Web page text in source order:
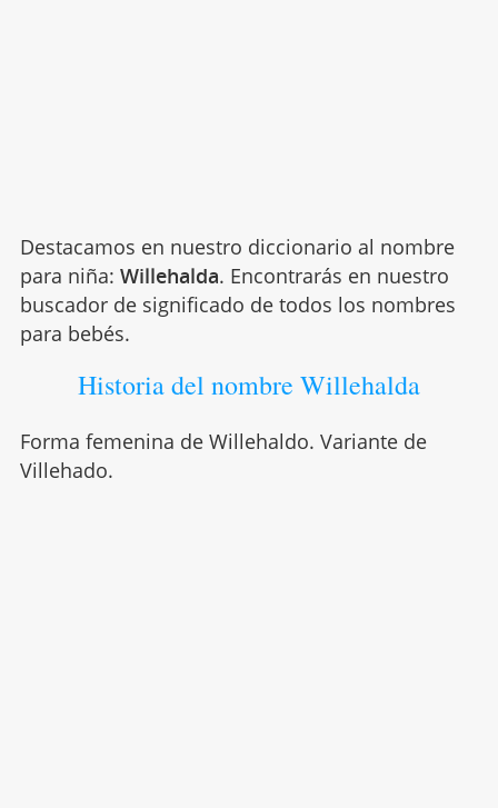
Destacamos en nuestro diccionario al nombre
para niña: Willehalda. Encontrarás en nuestro
buscador de significado de todos los nombres
para bebés.
Historia del nombre Willehalda
Forma femenina de Willehaldo. Variante de
Villehado.